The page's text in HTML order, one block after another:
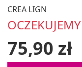
CREA LIGN
75,90 zł